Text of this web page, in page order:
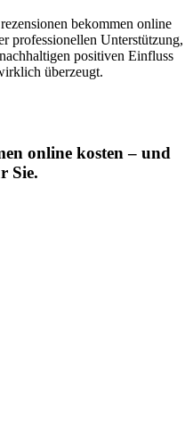
bekommen online
professionellen Unterstützung,
positiven Einfluss
überzeugt.
online kosten – und
Sie.